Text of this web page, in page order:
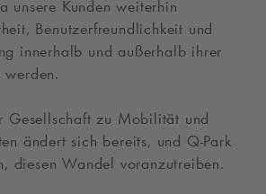
unsere Kunden weiterhin
Benutzerfreundlichkeit und
innerhalb und außerhalb ihrer
werden.
Gesellschaft zu Mobilität und
ändert sich bereits, und Q-Park
diesen Wandel voranzutreiben.